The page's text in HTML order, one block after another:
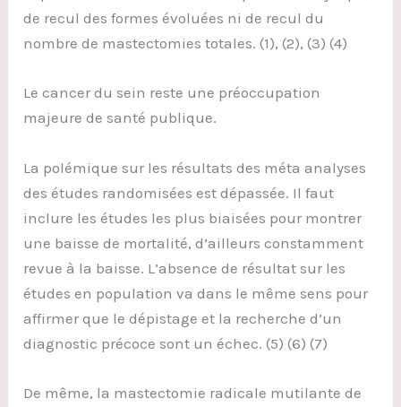
de recul des formes évoluées ni de recul du
nombre de mastectomies totales. (1), (2), (3) (4)
Le cancer du sein reste une préoccupation
majeure de santé publique.
La polémique sur les résultats des méta analyses
des études randomisées est dépassée. Il faut
inclure les études les plus biaisées pour montrer
une baisse de mortalité, d’ailleurs constamment
revue à la baisse. L’absence de résultat sur les
études en population va dans le même sens pour
affirmer que le dépistage et la recherche d’un
diagnostic précoce sont un échec. (5) (6) (7)
De même, la mastectomie radicale mutilante de